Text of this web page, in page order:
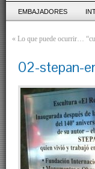
EMBAJADORES
« Lo que puede ocurrir…
02-stepan-